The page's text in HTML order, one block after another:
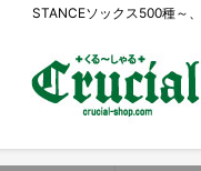
STANCEソックス500種～